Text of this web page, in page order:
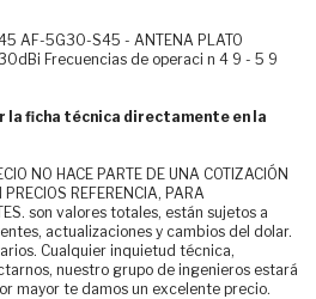
AF-5G30-S45 - ANTENA PLATO
30dBi Frecuencias de operaci n 4 9 - 5 9
la ficha técnica directamente en la
NO HACE PARTE DE UNA COTIZACIÓN
REFERENCIA, PARA
son valores totales, están sujetos a
actualizaciones y cambios del dolar.
Cualquier inquietud técnica,
nuestro grupo de ingenieros estará
mayor te damos un excelente precio.